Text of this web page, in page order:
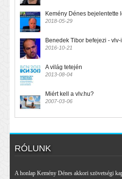
Kemény Dénes bejelentette
2018-05-29
Benedek Tibor befejezi -
2016-10-21
A világ tetején
2013-08-04
Miért kell a vlv.hu?
2007-03-06
RÓLUNK
A honlap Kemény Dénes akkori szövetségi